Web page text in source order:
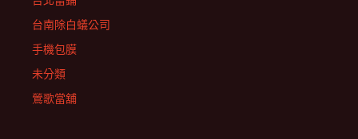
台南除白蟻公司
手機包膜
未分類
鶯歌當舖